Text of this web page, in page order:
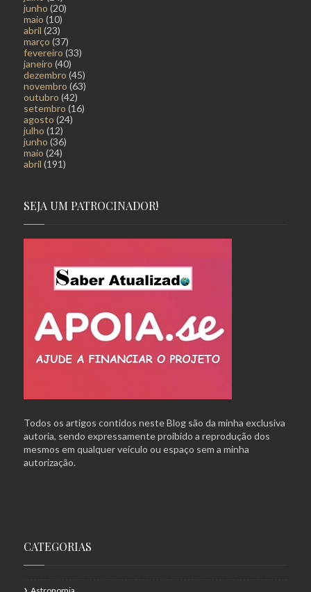
junho (20)
maio (10)
abril (23)
março (37)
fevereiro (33)
janeiro (40)
dezembro (45)
novembro (63)
outubro (42)
setembro (16)
agosto (24)
julho (12)
junho (36)
maio (24)
abril (191)
SEJA UM PATROCINADOR!
Todos os artigos contidos neste Blog são da minha exclusiva
autoria, sendo expressamente proibido a reprodução dos
mesmos em qualquer veículo ou espaço sem a minha
autorização.
CATEGORIAS